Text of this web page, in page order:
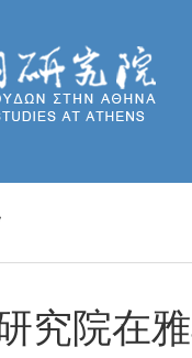
究院在